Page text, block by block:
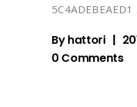
5C4ADEBEAED1
Byhattori
0 Comments